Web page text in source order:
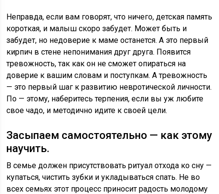
Неправда, если вам говорят, что ничего, детская память
короткая, и малыш скоро забудет. Может быть и
забудет, но недоверие к маме останется. А это первый
кирпич в стене непонимания друг друга. Появится
тревожность, так как он не сможет опираться на
доверие к вашим словам и поступкам. А тревожность
— это первый шаг к развитию невротической личности.
По — этому, наберитесь терпения, если вы уж любите
свое чадо, и методично идите к своей цели.
Засыпаем самостоятельно — как этому
научить.
В семье должен присутствовать ритуал отхода ко сну —
купаться, чистить зубки и укладываться спать. Не во
всех семьях этот процесс приносит радость молодому